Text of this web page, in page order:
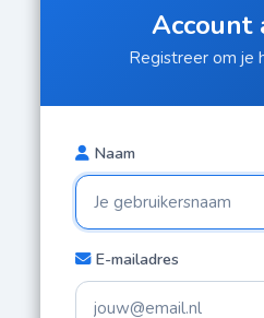
Account
Registreer om je
Naam
E-mailadres